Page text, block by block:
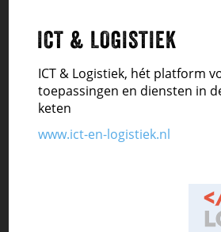
ICT & LOGISTIEK
ICT & Logistiek, hét platform
toepassingen en diensten in
keten
www.ict-en-logistiek.nl